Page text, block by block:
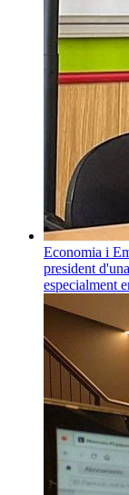
Economia i
president
especialment